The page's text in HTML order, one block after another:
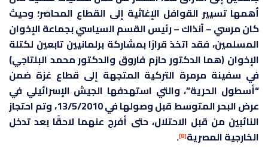
أهمها تسيير القوافل الإغاثية إلى القطاع المحاصَر؛ وحيث
كان مرسي – آنذاك – رئيس القسم السياسي بجماعة الإخوان
المسلمين، فقد اتخذ قرارًا بمشاركة برلمانيين تابعين لكتلة
الإخوان (هما الدكتور حازم فاروق والدكتور محمد البلتاجي)
في سفينة مرمرة التركية المتجهة إلى قطاع غزة ضمن
“أسطول الحرية”، والتي استهدفها الجيش الإسرائيلي في
عرض البحر المتوسط قبل وصولها في 13/5/2010، وتم احتجاز
النائبين من قبل الاحتلال، حتى أفرج عنهما لاحقًا بعد تدخل
الخارجية المصرية[8]
.